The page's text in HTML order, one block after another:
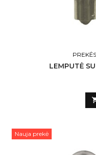
LEMPUTĖ
Nauja prekė